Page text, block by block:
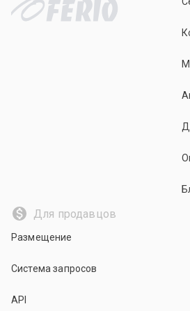
Для продавцов
Размещение
Система запросов
API